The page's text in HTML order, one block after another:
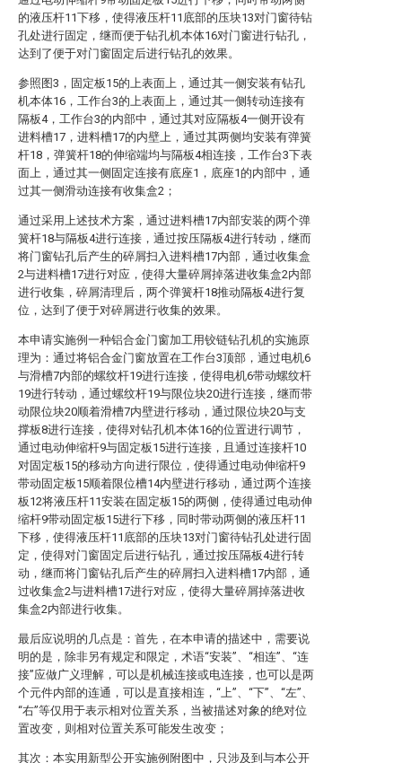
的液压杆11下移，使得液压杆11底部的压块13对门窗待钻
孔处进行固定，继而便于钻孔机本体16对门窗进行钻孔，
达到了便于对门窗固定后进行钻孔的效果。
参照图3，固定板15的上表面上，通过其一侧安装有钻孔
机本体16，工作台3的上表面上，通过其一侧转动连接有
隔板4，工作台3的内部中，通过其对应隔板4一侧开设有
进料槽17，进料槽17的内壁上，通过其两侧均安装有弹簧
杆18，弹簧杆18的伸缩端均与隔板4相连接，工作台3下表
面上，通过其一侧固定连接有底座1，底座1的内部中，通
过其一侧滑动连接有收集盒2；
通过采用上述技术方案，通过进料槽17内部安装的两个弹
簧杆18与隔板4进行连接，通过按压隔板4进行转动，继而
将门窗钻孔后产生的碎屑扫入进料槽17内部，通过收集盒
2与进料槽17进行对应，使得大量碎屑掉落进收集盒2内部
进行收集，碎屑清理后，两个弹簧杆18推动隔板4进行复
位，达到了便于对碎屑进行收集的效果。
本申请实施例一种铝合金门窗加工用铰链钻孔机的实施原
理为：通过将铝合金门窗放置在工作台3顶部，通过电机6
与滑槽7内部的螺纹杆19进行连接，使得电机6带动螺纹杆
19进行转动，通过螺纹杆19与限位块20进行连接，继而带
动限位块20顺着滑槽7内壁进行移动，通过限位块20与支
撑板8进行连接，使得对钻孔机本体16的位置进行调节，
通过电动伸缩杆9与固定板15进行连接，且通过连接杆10
对固定板15的移动方向进行限位，使得通过电动伸缩杆9
带动固定板15顺着限位槽14内壁进行移动，通过两个连接
板12将液压杆11安装在固定板15的两侧，使得通过电动伸
缩杆9带动固定板15进行下移，同时带动两侧的液压杆11
下移，使得液压杆11底部的压块13对门窗待钻孔处进行固
定，使得对门窗固定后进行钻孔，通过按压隔板4进行转
动，继而将门窗钻孔后产生的碎屑扫入进料槽17内部，通
过收集盒2与进料槽17进行对应，使得大量碎屑掉落进收
集盒2内部进行收集。
最后应说明的几点是：首先，在本申请的描述中，需要说
明的是，除非另有规定和限定，术语“安装”、“相连”、“连
接”应做广义理解，可以是机械连接或电连接，也可以是两
个元件内部的连通，可以是直接相连，“上”、“下”、“左”、
“右”等仅用于表示相对位置关系，当被描述对象的绝对位
置改变，则相对位置关系可能发生改变；
其次：本实用新型公开实施例附图中，只涉及到与本公开